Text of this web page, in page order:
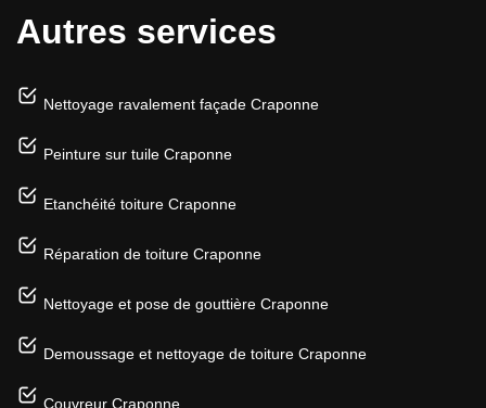
Autres services
Nettoyage ravalement façade Craponne
Peinture sur tuile Craponne
Etanchéité toiture Craponne
Réparation de toiture Craponne
Nettoyage et pose de gouttière Craponne
Demoussage et nettoyage de toiture Craponne
Couvreur Craponne